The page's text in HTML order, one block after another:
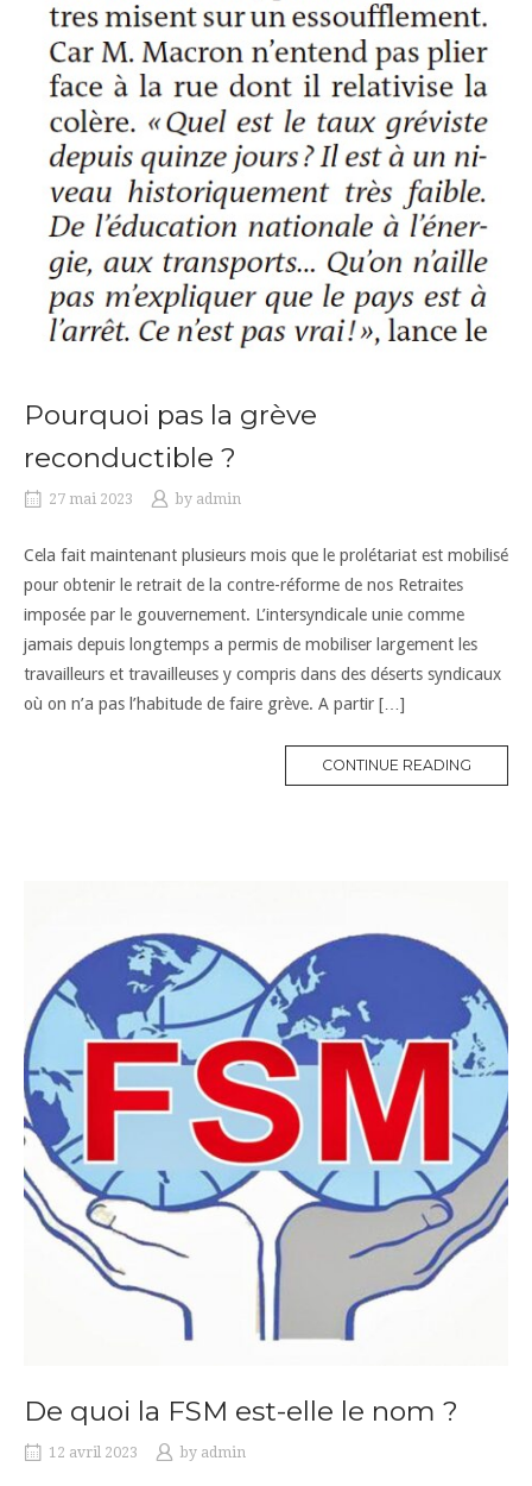
Pourquoi pas la grève
reconductible ?
27 mai 2023 by admin
Cela fait maintenant plusieurs mois que le prolétariat est mobilisé
pour obtenir le retrait de la contre-réforme de nos Retraites
imposée par le gouvernement. L’intersyndicale unie comme
jamais depuis longtemps a permis de mobiliser largement les
travailleurs et travailleuses y compris dans des déserts syndicaux
où on n’a pas l’habitude de faire grève. A partir […]
CONTINUE READING
De quoi la FSM est-elle le nom ?
12 avril 2023 by admin